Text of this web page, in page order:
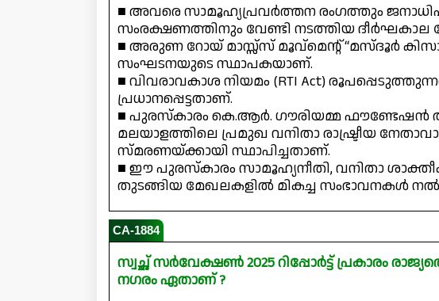
■ അവരെ സാമൂഹ്യപ്രവർത്തന രംഗത്തും
സംരക്ഷണത്തിനും വേണ്ടി നടത്തിയ ദീർഘകാല
■ അരുണ റോയ് മാസ്സ്സ് മൂവ്മെന്റ് “മസ്ദൂർ
സംഘടനയുടെ സ്ഥാപകയാണ്.
■ വിവരാവകാശ നിയമം (RTI Act)
പ്രധാനപ്പെട്ടതാണ്.
■ പുരസ്‌കാരം കെ.ആർ. ഗൗരിയമ്മ
മലയാളത്തിലെ പ്രമുഖ വനിതാ രാഷ്ട്രീയ
സ്മരണയ്ക്കായി സ്ഥാപിച്ചതാണ്.
■ ഈ പുരസ്‌കാരം സാമൂഹ്യനീതി, വനിതാ
തുടങ്ങിയ മേഖലകളിൽ മികച്ച സംഭാവനകൾ
CA-1884
സ്വച്ഛ് സർവേക്ഷൺ 2025 റിപ്പോർട്ട് പ്രകാരം
നഗരം ഏതാണ് ?